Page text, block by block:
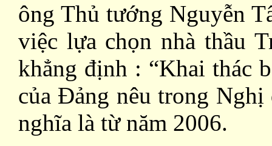
ông Thủ tướng Nguyễn
việc lựa chọn nhà thầu
khẳng định : “Khai thác
của Đảng nêu trong
nghĩa là từ năm 2006.